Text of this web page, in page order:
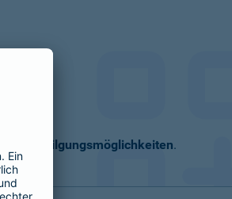
Sondertilgungsmöglichkeiten.